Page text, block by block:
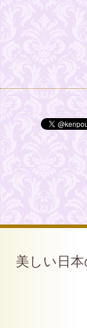
美しい日